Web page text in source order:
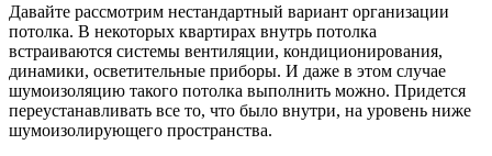
Давайте рассмотрим нестандартный вариант организации
потолка. В некоторых квартирах внутрь потолка
встраиваются системы вентиляции, кондиционирования,
динамики, осветительные приборы. И даже в этом случае
шумоизоляцию такого потолка выполнить можно. Придется
переустанавливать все то, что было внутри, на уровень ниже
шумоизолирующего пространства.